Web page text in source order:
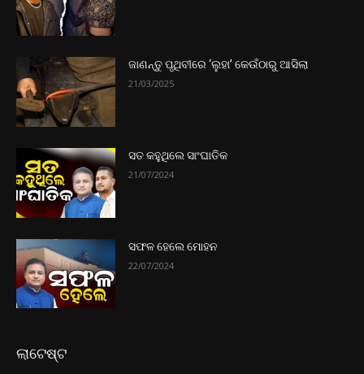
ଜାଣନ୍ତୁ ପୃଥିବୀରେ ‘ଲୁହା’ କେଉଁଠାରୁ ଆସିଲା
21/03/2025
ସତ କହୁଥିଲେ ସାଂଘାତିକ
21/07/2024
ସଫଳ ହେଲେ ମୋହନ
22/07/2024
ଲାଟେଷ୍ଟ